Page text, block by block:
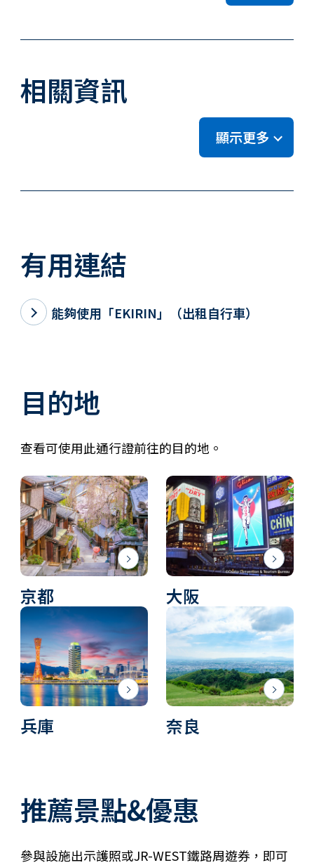
相關資訊
顯示更多
有用連結
能夠使用「EKIRIN」（出租自行車）
目的地
查看可使用此通行證前往的目的地。
京都 大阪
兵庫 奈良
推薦景點&優惠
參與設施出示護照或JR-WEST鐵路周遊券，即可